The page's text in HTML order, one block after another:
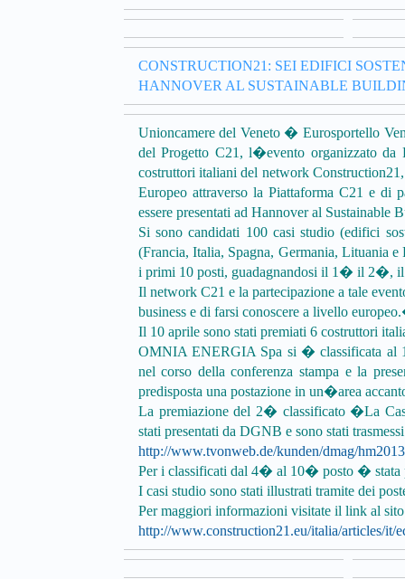
CONSTRUCTION21: SEI EDIFICI
HANNOVER AL SUSTAINABLE
Unioncamere del Veneto � Eurosportello
del Progetto C21, l�evento organizzato
costruttori italiani del network
Europeo attraverso la Piattaforma C21 e di
essere presentati ad Hannover al Sustainable
Si sono candidati 100 casi studio (edifici
(Francia, Italia, Spagna, Germania, Lituania
i primi 10 posti, guadagnandosi il 1� il
Il network C21 e la partecipazione a tale
business e di farsi conoscere a livello
Il 10 aprile sono stati premiati 6 costruttori
OMNIA ENERGIA Spa si � classificata al
nel corso della conferenza stampa e la
predisposta una postazione in un�area
La premiazione del 2� classificato �La
stati presentati da DGNB e sono stati
http://www.tvonweb.de/kunden/dmag/
Per i classificati dal 4� al 10� posto � stata
I casi studio sono stati illustrati tramite dei
Per maggiori informazioni visitate il link al
http://www.construction21.eu/italia/articles/it/